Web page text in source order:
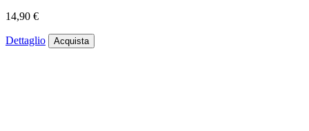
14,90 €
Dettaglio Acquista